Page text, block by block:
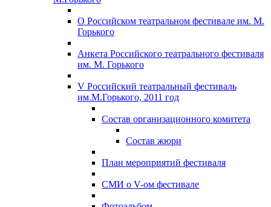
О Российском театральном фестивале им. М.
Горького
Анкета Российского театрального фестиваля
им. М. Горького
V Российский театральный фестиваль
им.М.Горького, 2011 год
Состав организационного комитета
Состав жюри
План мероприятий фестиваля
СМИ о V-ом фестивале